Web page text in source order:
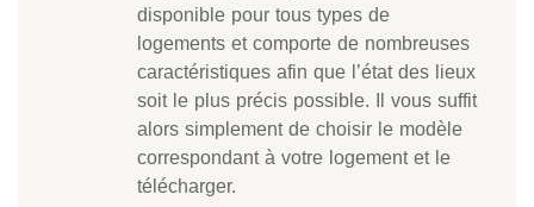
disponible pour tous types de
logements et comporte de nombreuses
caractéristiques afin que l’état des lieux
soit le plus précis possible. Il vous suffit
alors simplement de choisir le modèle
correspondant à votre logement et le
télécharger.